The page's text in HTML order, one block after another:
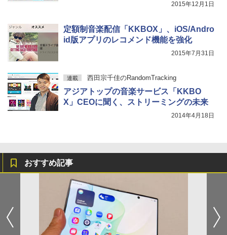
2015年12月1日
定額制音楽配信「KKBOX」、iOS/Andro
id版アプリのレコメンド機能を強化
2015年7月31日
連載 西田宗千佳のRandomTracking
アジアトップの音楽サービス「KKBO
X」CEOに聞く、ストリーミングの未来
2014年4月18日
おすすめ記事